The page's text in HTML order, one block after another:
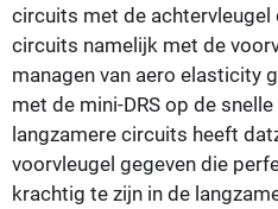
circuits met de
circuits namelijk met de
managen van aero elasticity
met de mini-DRS op de
langzamere circuits heeft
voorvleugel gegeven die
krachtig te zijn in de